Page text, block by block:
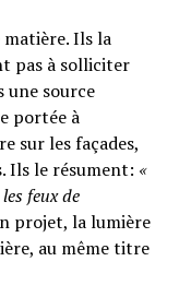
Ils la
pas à solliciter
une source
portée à
sur les façades,
Ils le résument: «
feux de
projet, la lumière
au même titre